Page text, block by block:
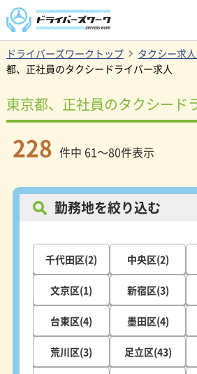
ドライバーズワークトップ タクシー求
都、正社員のタクシードライバー求人
東京都、正社員のタクシード
228 件中 61～80件表示
勤務地を絞り込む
千代田区(2) 中央区(2)
文京区(1) 新宿区(3)
台東区(4) 墨田区(4)
荒川区(3) 足立区(43)